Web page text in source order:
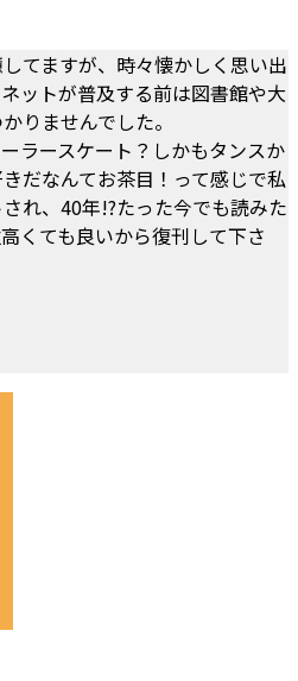
てますが、時々懐かしく思い出
ットが普及する前は図書館や大
りませんでした。
ラースケート？しかもタンスか
だなんてお茶目！って感じで私
れ、40年!?たった今でも読みた
くても良いから復刊して下さ